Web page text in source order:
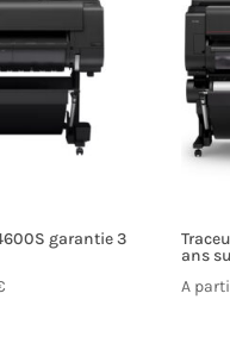
garantie 3
ans
A